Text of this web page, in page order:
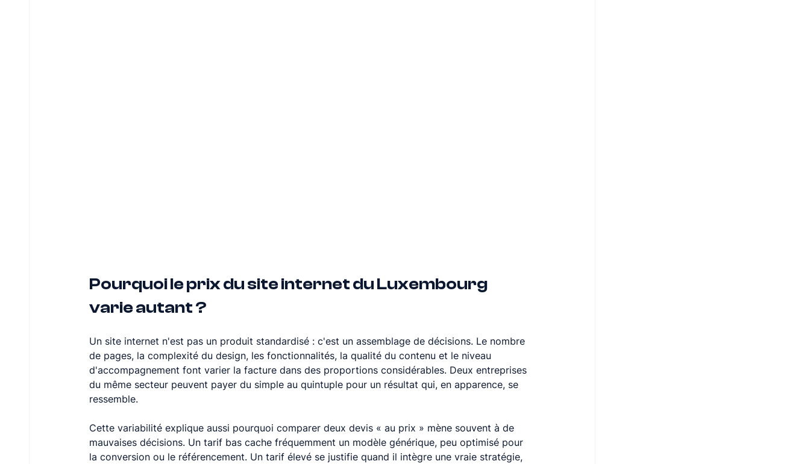
Pourquoi le prix du site internet du Luxembourg
varie autant ?
Un site internet n'est pas un produit standardisé : c'est un assemblage de décisions. Le nombre
de pages, la complexité du design, les fonctionnalités, la qualité du contenu et le niveau
d'accompagnement font varier la facture dans des proportions considérables. Deux entreprises
du même secteur peuvent payer du simple au quintuple pour un résultat qui, en apparence, se
ressemble.
Cette variabilité explique aussi pourquoi comparer deux devis « au prix » mène souvent à de
mauvaises décisions. Un tarif bas cache fréquemment un modèle générique, peu optimisé pour
la conversion ou le référencement. Un tarif élevé se justifie quand il intègre une vraie stratégie,